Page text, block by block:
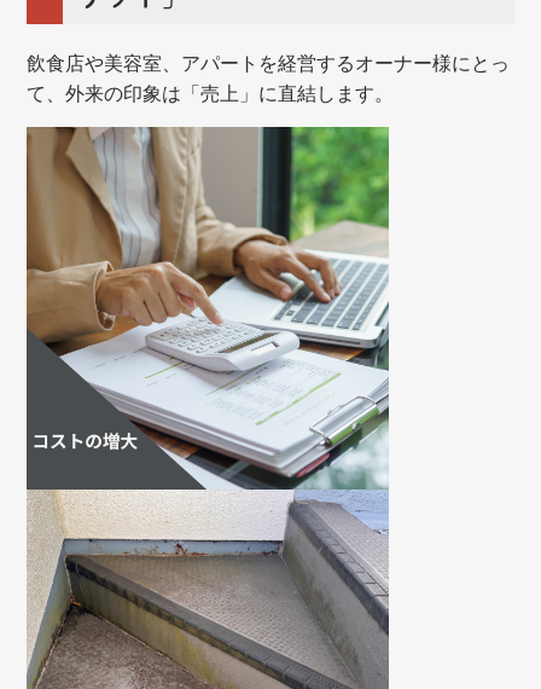
飲食店や美容室、アパートを経営するオーナー様にとっ
て、外来の印象は「売上」に直結します。